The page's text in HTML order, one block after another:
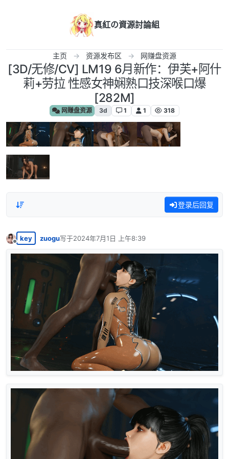
真紅の資源討論組
主页 资源发布区 网赚盘资源
[3D/无修/CV] LM19 6月新作：伊芙+阿什
莉+劳拉 性感女神娴熟口技深喉口爆
[282M]
网赚盘资源 3d 1 1 318
登录后回复
离线
key zuogu写于2024年7月1日 上午8:39
最后由 编辑